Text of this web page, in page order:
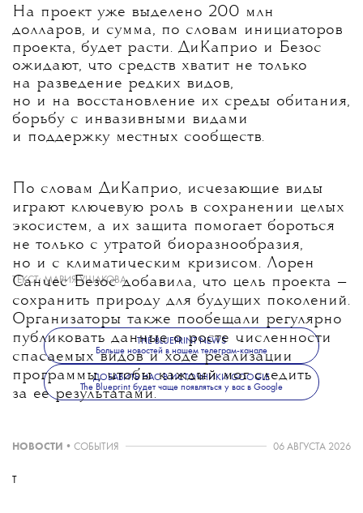
На проект уже выделено 200 млн
долларов, и сумма, по словам инициаторов
проекта, будет расти. ДиКаприо и Безос
ожидают, что средств хватит не только
на разведение редких видов,
но и на восстановление их среды обитания,
борьбу с инвазивными видами
и поддержку местных сообществ.
По словам ДиКаприо, исчезающие виды
играют ключевую роль в сохранении целых
экосистем, а их защита помогает бороться
не только с утратой биоразнообразия,
но и с климатическим кризисом. Лорен
Санчес Безос добавила, что цель проекта —
сохранить природу для будущих поколений.
Организаторы также пообещали регулярно
публиковать данные о росте численности
спасаемых видов и ходе реализации
программы, чтобы каждый мог следить
за ее результатами.
ТЕКСТ:МАРИЯ УШАКОВА
THE BLUEPRINT NEWS
Больше новостей в нашем телеграм-канале
ДОБАВИТЬ НАС В ИСТОЧНИКИ GOOGLE
The Blueprint будет чаще появляться у вас в Google
НОВОСТИ • СОБЫТИЯ 06 АВГУСТА 2026
T